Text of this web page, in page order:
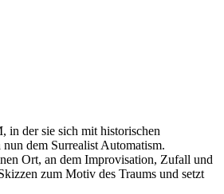
in der sie sich mit historischen
dem Surrealist Automatism.
Ort, an dem Improvisation, Zufall und
zum Motiv des Traums und setzt